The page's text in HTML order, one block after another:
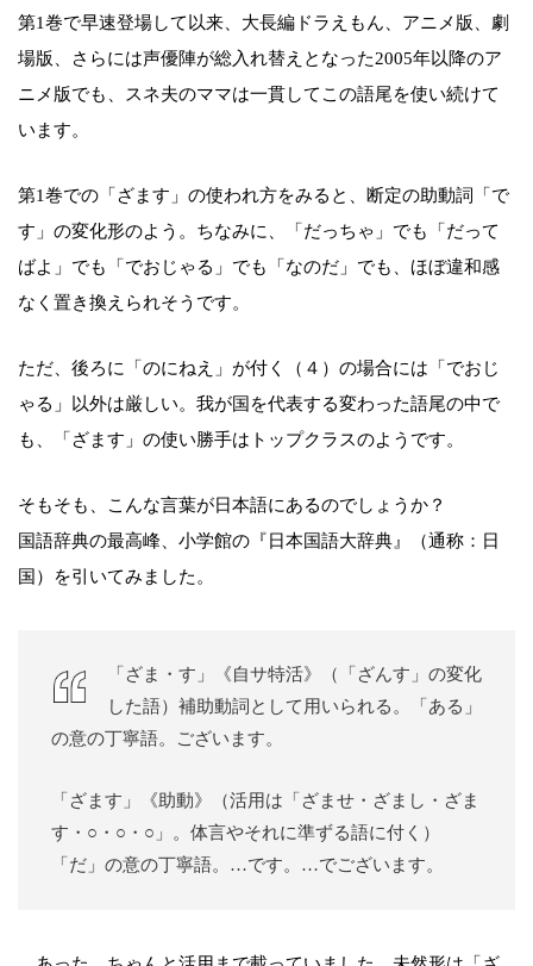
第1巻で早速登場して以来、大長編ドラえもん、アニメ版、劇
場版、さらには声優陣が総入れ替えとなった2005年以降のア
ニメ版でも、スネ夫のママは一貫してこの語尾を使い続けて
います。
第1巻での「ざます」の使われ方をみると、断定の助動詞「で
す」の変化形のよう。ちなみに、「だっちゃ」でも「だって
ばよ」でも「でおじゃる」でも「なのだ」でも、ほぼ違和感
なく置き換えられそうです。
ただ、後ろに「のにねえ」が付く（４）の場合には「でおじ
ゃる」以外は厳しい。我が国を代表する変わった語尾の中で
も、「ざます」の使い勝手はトップクラスのようです。
そもそも、こんな言葉が日本語にあるのでしょうか？
国語辞典の最高峰、小学館の『日本国語大辞典』（通称：日
国）を引いてみました。
「ざま・す」《自サ特活》（「ざんす」の変化
した語）補助動詞として用いられる。「ある」
の意の丁寧語。ございます。
「ざます」《助動》（活用は「ざませ・ざまし・ざま
す・○・○・○」。体言やそれに準ずる語に付く）
「だ」の意の丁寧語。…です。…でございます。